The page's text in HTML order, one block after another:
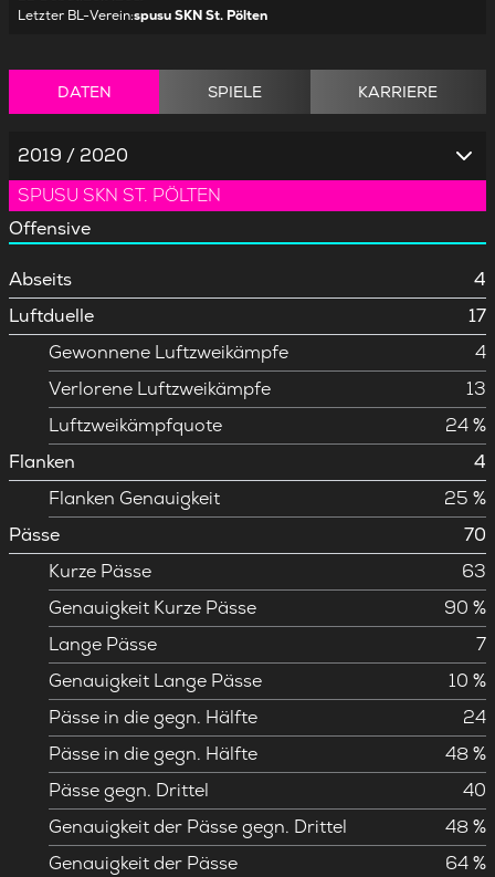
Letzter BL-Verein:spusu SKN St. Pölten
DATEN SPIELE KARRIERE
2019 / 2020
SPUSU SKN ST. PÖLTEN
Offensive
Abseits
4
Luftduelle
17
Gewonnene Luftzweikämpfe
4
Verlorene Luftzweikämpfe
13
Luftzweikämpfquote
24 %
Flanken
4
Flanken Genauigkeit
25 %
Pässe
70
Kurze Pässe
63
Genauigkeit Kurze Pässe
90 %
Lange Pässe
7
Genauigkeit Lange Pässe
10 %
Pässe in die gegn. Hälfte
24
Pässe in die gegn. Hälfte
48 %
Pässe gegn. Drittel
40
Genauigkeit der Pässe gegn. Drittel
48 %
Genauigkeit der Pässe
64 %